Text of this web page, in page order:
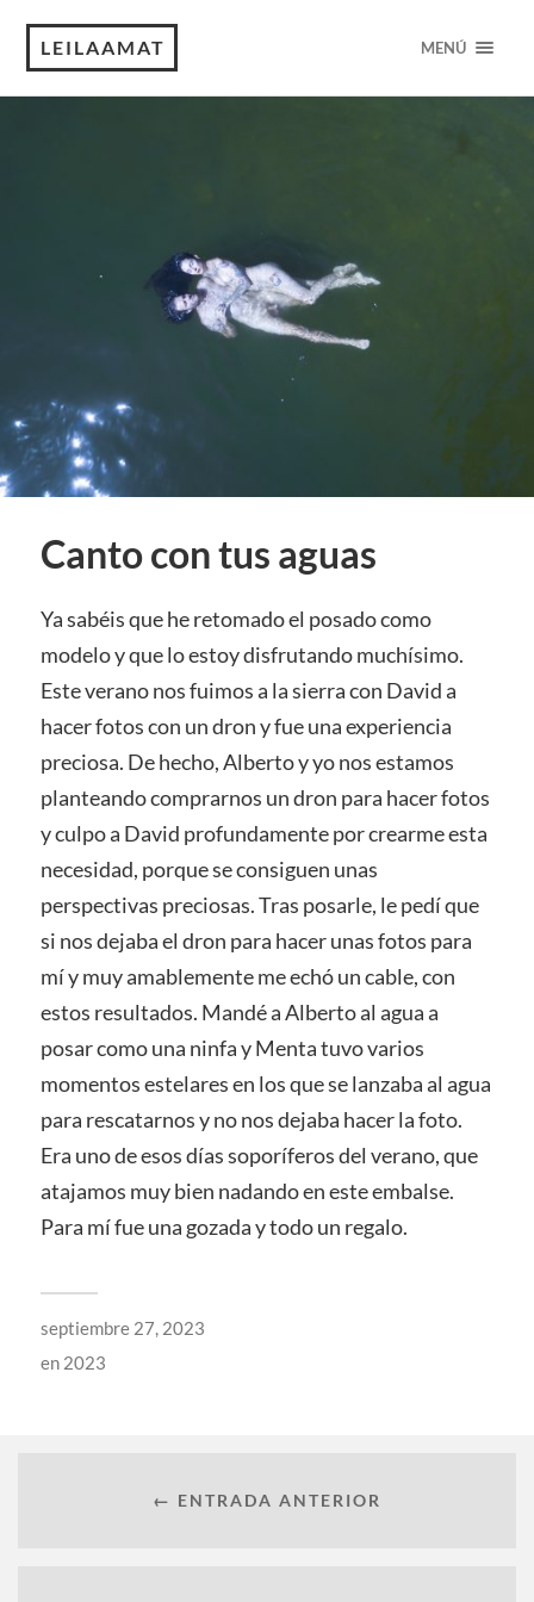
LEILAAMAT MENÚ
Canto con tus aguas
Ya sabéis que he retomado el posado como
modelo y que lo estoy disfrutando muchísimo.
Este verano nos fuimos a la sierra con David a
hacer fotos con un dron y fue una experiencia
preciosa. De hecho, Alberto y yo nos estamos
planteando comprarnos un dron para hacer fotos
y culpo a David profundamente por crearme esta
necesidad, porque se consiguen unas
perspectivas preciosas. Tras posarle, le pedí que
si nos dejaba el dron para hacer unas fotos para
mí y muy amablemente me echó un cable, con
estos resultados. Mandé a Alberto al agua a
posar como una ninfa y Menta tuvo varios
momentos estelares en los que se lanzaba al agua
para rescatarnos y no nos dejaba hacer la foto.
Era uno de esos días soporíferos del verano, que
atajamos muy bien nadando en este embalse.
Para mí fue una gozada y todo un regalo.
septiembre 27, 2023
en 2023
← ENTRADA ANTERIOR